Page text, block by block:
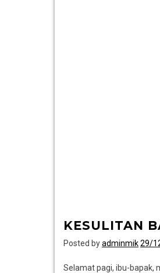
KESULITAN
Posted byadminmik29/
Selamat pagi, ibu-bapak,